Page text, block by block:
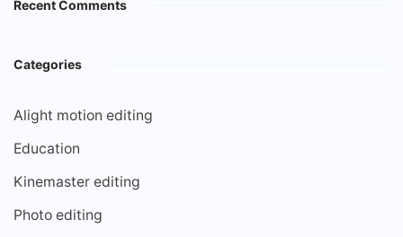
Recent Comments
Categories
Alight motion editing
Education
Kinemaster editing
Photo editing